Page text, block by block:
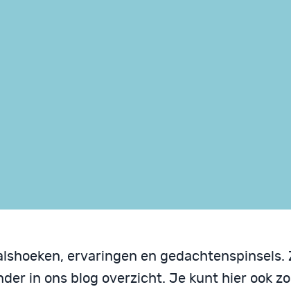
ervaringen en gedachtenspinsels.
in ons blog overzicht. Je kunt hier ook